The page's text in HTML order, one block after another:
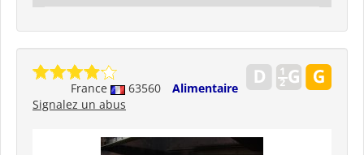
France 63560
Alimentaire
Signalez un abus